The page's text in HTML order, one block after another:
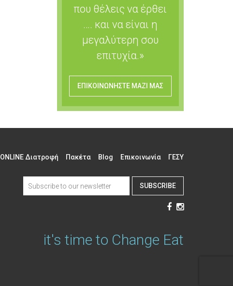
που θέλεις να έρθει
…. και να είναι η
μεγαλύτερη σου
επιτυχία.»
ΕΠΙΚΟΙΝΩΝΗΣΤΕ ΜΑΖΙ ΜΑΣ
ONLINE Διατροφή Πακέτα Blog Επικοινωνία ΓΕΣΥ
SUBSCRIBE
it's time to Change Eat